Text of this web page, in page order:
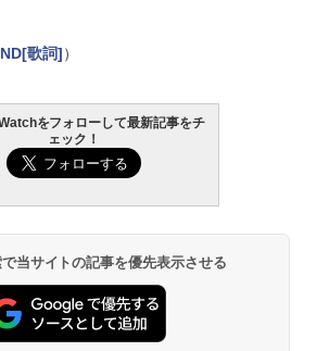
歌詞]）
をフォローして最新記事をチ
ェック！
当サイトの記事を優先表示させる